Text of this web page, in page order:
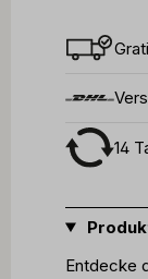
14
Entdecke